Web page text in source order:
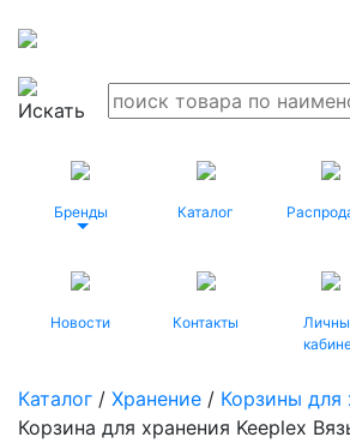
Бренды Каталог
Новости Контакты
Каталог / Хранение / Корзины для
Корзина для хранения Keeplex